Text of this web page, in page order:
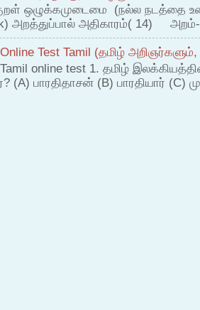
ஒழுக்கமுடைமை (நல்ல நடத்தை
அறத்துப்பால் அதிகாரம்( 14)
Test Tamil (தமிழ்
online test 1. தமிழ்
(A) பாரதிதாசன் (B) பாரதியார் (C)